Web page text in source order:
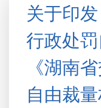
关于印
行政处罚
《湖南
自由裁